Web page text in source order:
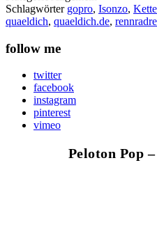
Schlagwörter gopro, Isonzo,
quaeldich, quaeldich.de,
follow me
twitter
facebook
instagram
pinterest
vimeo
Peloton Pop